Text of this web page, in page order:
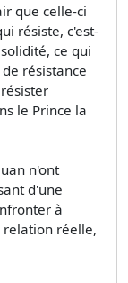
que celle-ci
résiste, c'est-
ce qui
résistance
le Prince la
n'ont
d'une
à
relation réelle,